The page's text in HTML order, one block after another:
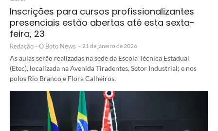
Inscrições para cursos profissionalizantes
presenciais estão abertas até esta sexta-
feira, 23
Redação - O Boto News - 21 de janeiro de 2026
As aulas serão realizadas na sede da Escola Técnica Estadual
(Etec), localizada na Avenida Tiradentes, Setor Industrial; e nos
polos Rio Branco e Flora Calheiros.